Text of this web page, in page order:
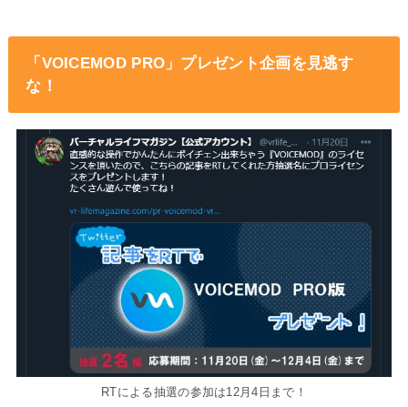
「VOICEMOD PRO」プレゼント企画を見逃す
な！
RTによる抽選の参加は12月4日まで！